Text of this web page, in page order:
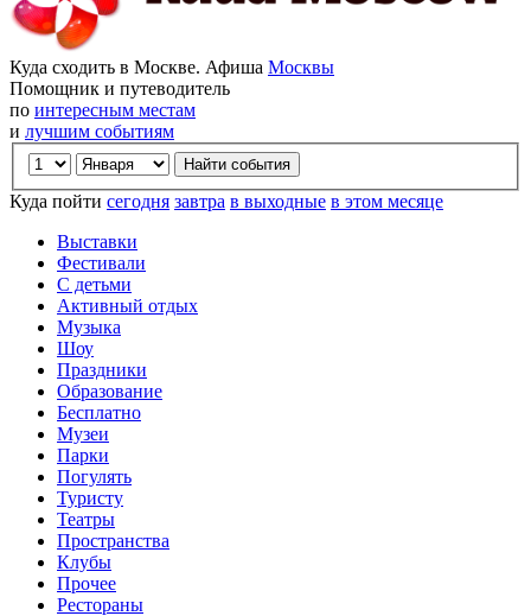
Куда сходить в Москве. Афиша Москвы
Помощник и путеводитель
по интересным местам
и лучшим событиям
Куда пойти сегодня завтра в выходные в этом месяце
Выставки
Фестивали
С детьми
Активный отдых
Музыка
Шоу
Праздники
Образование
Бесплатно
Музеи
Парки
Погулять
Туристу
Театры
Пространства
Клубы
Прочее
Рестораны